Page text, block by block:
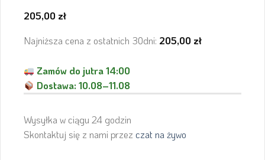
205,00 zł
Najniższa cena z ostatnich 30dni: 205,00 zł
Zamów do jutra 14:00
Dostawa:10.08–11.08
Wysyłka w ciągu 24 godzin
Skontaktuj się z nami przez czat na żywo